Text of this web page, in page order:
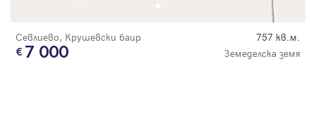
Севлиево, Крушевски баир 757 кв.м.
7 000 Земеделска земя